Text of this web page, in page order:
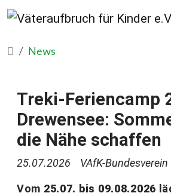
News
Treki-Feriencamp
Drewensee:
die Nähe schaffen
25.07.2026 VAfK-Bundesverein
Vom 25.07. bis 09.08.2026